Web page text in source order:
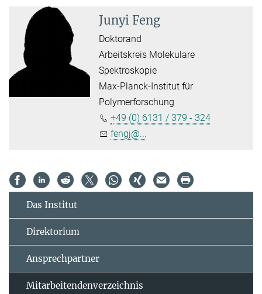
Junyi Feng
Doktorand
Arbeitskreis Molekulare
Spektroskopie
Max-Planck-Institut für
Polymerforschung
+49 (0) 6131 / 379 - 324
fengj@...
Das Institut
Direktorium
Ansprechpartner
Mitarbeitendenverzeichnis